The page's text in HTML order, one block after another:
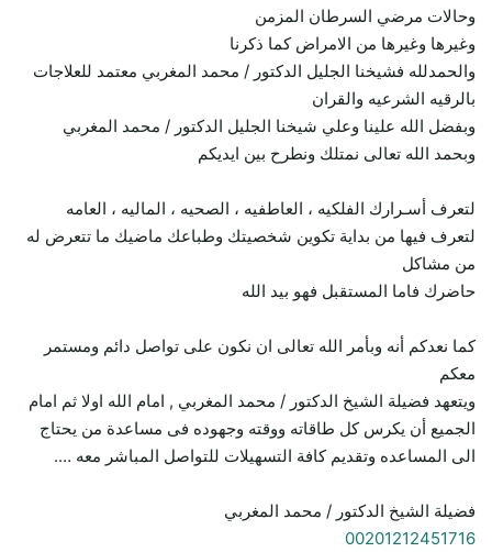
وحالات مرضي السرطان المزمن
وغيرها وغيرها من الامراض كما ذكرنا
والحمدلله فشيخنا الجليل الدكتور / محمد المغربي معتمد للعلاجات
بالرقيه الشرعيه والقران
وبفضل الله علينا وعلي شيخنا الجليل الدكتور / محمد المغربي
وبحمد الله تعالى نمتلك ونطرح بين ايديكم
لتعرف أسـرارك الفلكيه ، العاطفيه ، الصحيه ، الماليه ، العامه
لتعرف فيها من بداية تكوين شخصيتك وطباعك ماضيك ما تتعرض له
من مشاكل
حاضرك فاما المستقبل فهو بيد الله
كما نعدكم أنه وبأمر الله تعالى ان نكون على تواصل دائم ومستمر
معكم
ويتعهد فضيلة الشيخ الدكتور / محمد المغربي , امام الله اولا ثم امام
الجميع أن يكرس كل طاقاته ووقته وجهوده فى مساعدة من يحتاج
الى المساعده وتقديم كافة التسهيلات للتواصل المباشر معه ….
فضيلة الشيخ الدكتور / محمد المغربي
00201212451716